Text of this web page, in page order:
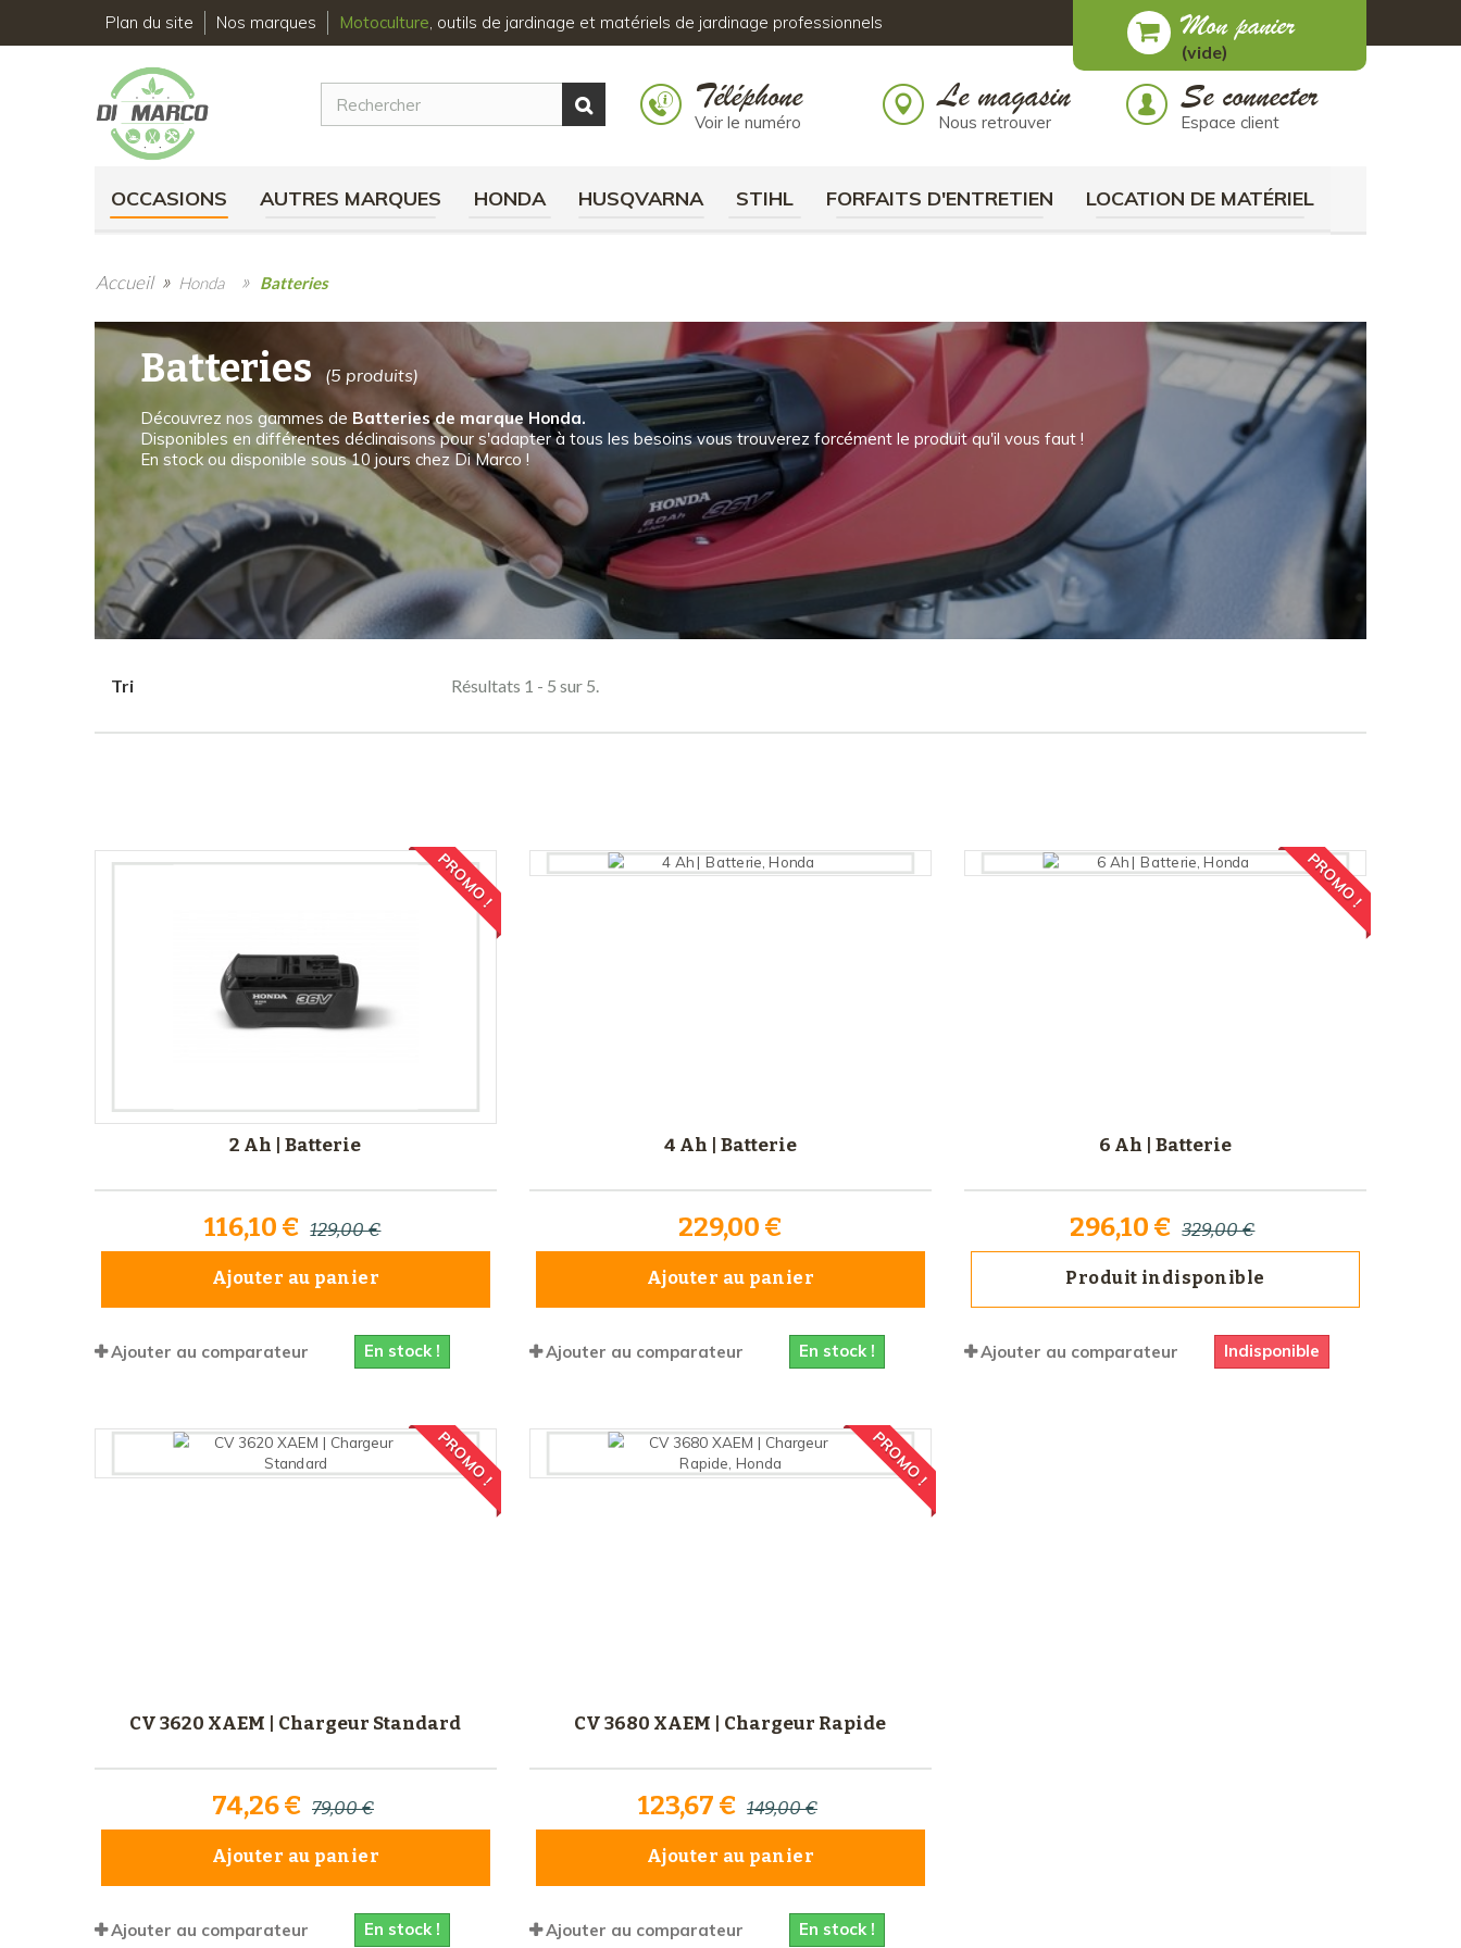
Mon panier
(vide)
Plan du site Nos marques Motoculture, outils de jardinage et matériels de jardinage professionnels
Téléphone
Voir le numéro
Le magasin
Nous retrouver
Se connecter
Espace client
OCCASIONS AUTRES MARQUES HONDA HUSQVARNA STIHL FORFAITS D'ENTRETIEN LOCATION DE MATÉRIEL
Accueil » Honda » Batteries
Batteries (5 produits)
Découvrez nos gammes de Batteries de marque Honda.
Disponibles en différentes déclinaisons pour s'adapter à tous les besoins vous trouverez forcément le produit qu'il vous faut !
En stock ou disponible sous 10 jours chez Di Marco !
Tri Résultats 1 - 5 sur 5.
PROMO !
2 Ah | Batterie
116,10 € 129,00 €
Ajouter au panier
Ajouter au comparateur En stock !
4 Ah | Batterie
229,00 €
Ajouter au panier
Ajouter au comparateur En stock !
PROMO !
6 Ah | Batterie
296,10 € 329,00 €
Produit indisponible
Ajouter au comparateur Indisponible
PROMO !
CV 3620 XAEM | Chargeur Standard
74,26 € 79,00 €
Ajouter au panier
Ajouter au comparateur En stock !
PROMO !
CV 3680 XAEM | Chargeur Rapide
123,67 € 149,00 €
Ajouter au panier
Ajouter au comparateur En stock !